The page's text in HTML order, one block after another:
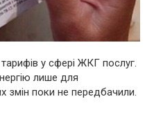
у сфері ЖКГ послуг.
лише для
змін поки не передбачили.